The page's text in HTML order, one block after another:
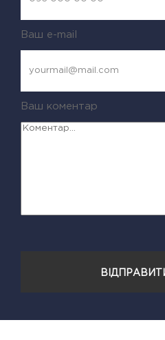
Ваш e-mail
Ваш коментар